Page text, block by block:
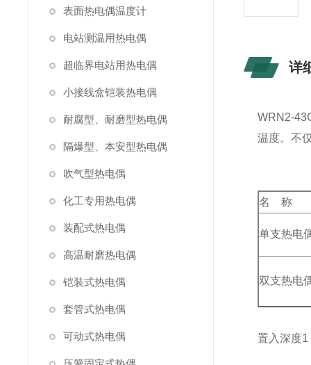
表面热电偶温度计
电站测温用热电偶
超临界电站用热电偶
小接线盒铠装热电偶
耐腐型、耐磨型热电偶
隔爆型、本安型热电偶
吹气型热电偶
化工专用热电偶
装配式热电偶
高温耐磨热电偶
铠装式热电偶
套管式热电偶
可动式热电偶
详
WRN2-
温度。不
名 称
单支热电
双支热电
置入深度